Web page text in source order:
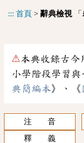
::: 首頁 > 辭典檢視「
⚠本典收錄古今
小學階段學習
典簡編本》、《
注 音
釋 義